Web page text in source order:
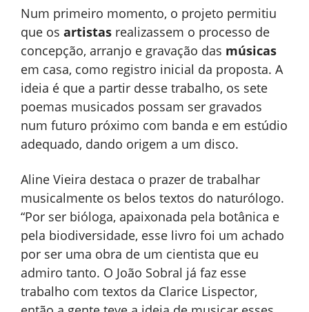
Num primeiro momento, o projeto permitiu
que os artistas realizassem o processo de
concepção, arranjo e gravação das músicas
em casa, como registro inicial da proposta. A
ideia é que a partir desse trabalho, os sete
poemas musicados possam ser gravados
num futuro próximo com banda e em estúdio
adequado, dando origem a um disco.
Aline Vieira destaca o prazer de trabalhar
musicalmente os belos textos do naturólogo.
“Por ser bióloga, apaixonada pela botânica e
pela biodiversidade, esse livro foi um achado
por ser uma obra de um cientista que eu
admiro tanto. O João Sobral já faz esse
trabalho com textos da Clarice Lispector,